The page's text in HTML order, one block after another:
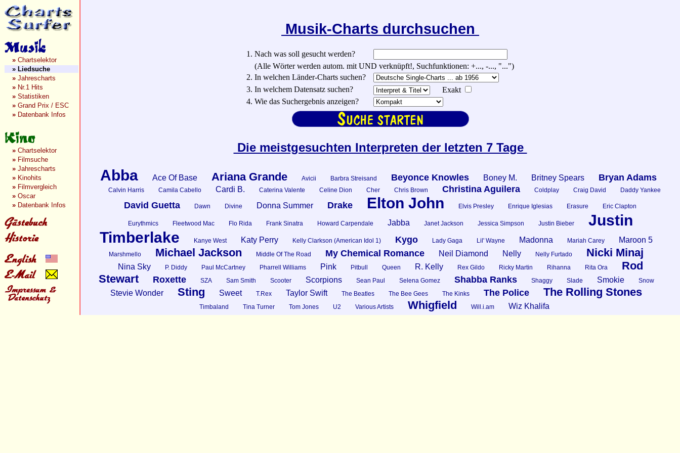
» Chartselektor
» Liedsuche
» Jahrescharts
» Nr.1 Hits
» Statistiken
» Grand Prix / ESC
» Datenbank Infos
» Chartselektor
» Filmsuche
» Jahrescharts
» Kinohits
» Filmvergleich
» Oscar
» Datenbank Infos
Musik-Charts durchsuchen
1. Nach was soll gesucht werden?
(Alle Wörter werden autom. mit UND verknüpft!, Suchfunktionen: +..., -..., "...")
2. In welchen Länder-Charts suchen?
3. In welchem Datensatz suchen?
Exakt
4. Wie das Suchergebnis anzeigen?
Die meistgesuchten Interpreten der letzten 7 Tage
Abba Ace Of Base Ariana Grande Avicii Barbra Streisand Beyonce Knowles Boney M. Britney Spears Bryan Adams
Calvin Harris Camila Cabello Cardi B. Caterina Valente Celine Dion Cher Chris Brown Christina Aguilera Coldplay Craig David Daddy Yankee
David Guetta Dawn Divine Donna Summer Drake Elton John Elvis Presley Enrique Iglesias Erasure Eric Clapton
Eurythmics Fleetwood Mac Flo Rida Frank Sinatra Howard Carpendale Jabba Janet Jackson Jessica Simpson Justin Bieber
Justin
Timberlake
Kanye West Katy Perry Kelly Clarkson (American Idol 1) Kygo Lady Gaga Lil' Wayne Madonna Mariah Carey Maroon 5
Marshmello Michael Jackson Middle Of The Road My Chemical Romance Neil Diamond Nelly Nelly Furtado Nicki Minaj
Nina Sky P. Diddy Paul McCartney Pharrell Williams Pink Pitbull Queen R. Kelly Rex Gildo Ricky Martin Rihanna Rita Ora
Rod
Stewart
Roxette SZA Sam Smith Scooter Scorpions Sean Paul Selena Gomez Shabba Ranks Shaggy Slade Smokie Snow
Stevie Wonder Sting Sweet T.Rex Taylor Swift The Beatles The Bee Gees The Kinks The Police The Rolling Stones
Timbaland Tina Turner Tom Jones U2 Various Artists Whigfield Will.i.am Wiz Khalifa